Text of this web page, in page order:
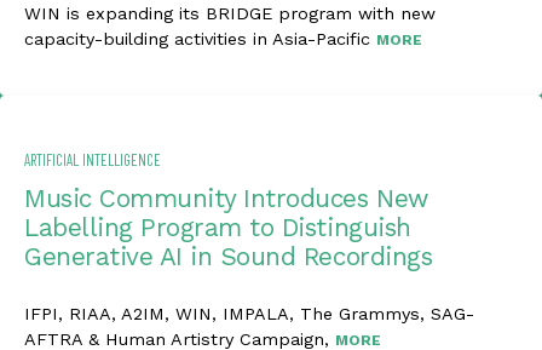
WIN is expanding its BRIDGE program with new
capacity-building activities in Asia-Pacific MORE
ARTIFICIAL INTELLIGENCE
Music Community Introduces New
Labelling Program to Distinguish
Generative AI in Sound Recordings
IFPI, RIAA, A2IM, WIN, IMPALA, The Grammys, SAG-
AFTRA & Human Artistry Campaign, MORE